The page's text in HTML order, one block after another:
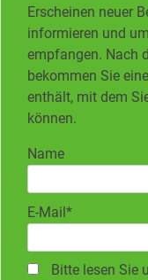
Erscheinen neuer
informieren und
empfangen. Nach
bekommen Sie
enthält, mit dem
können.
Name
E-Mail*
Bitte lesen Sie